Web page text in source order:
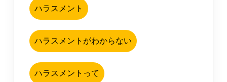
ハラスメント
ハラスメントがわからない
ハラスメントって